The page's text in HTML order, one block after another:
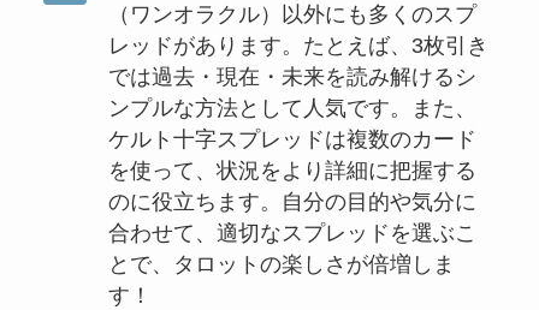
（ワンオラクル）以外にも多くのスプ
レッドがあります。たとえば、3枚引き
では過去・現在・未来を読み解けるシ
ンプルな方法として人気です。また、
ケルト十字スプレッドは複数のカード
を使って、状況をより詳細に把握する
のに役立ちます。自分の目的や気分に
合わせて、適切なスプレッドを選ぶこ
とで、タロットの楽しさが倍増しま
す！